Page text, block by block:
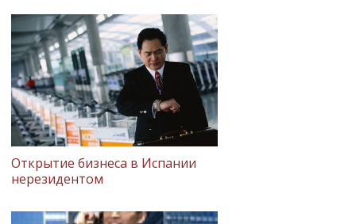
Открытие бизнеса в Испании
нерезидентом